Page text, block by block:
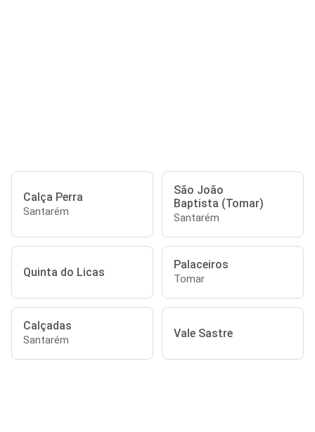
Calça Perra
Santarém
São João
Baptista (Tomar)
Santarém
Quinta do Licas
Palaceiros
Tomar
Calçadas
Santarém Vale Sastre